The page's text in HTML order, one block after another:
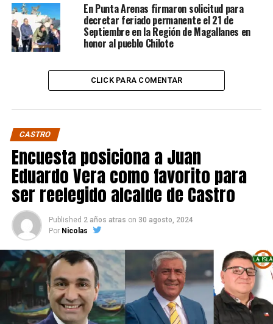
En Punta Arenas firmaron solicitud para
decretar feriado permanente el 21 de
Septiembre en la Región de Magallanes en
honor al pueblo Chilote
CLICK PARA COMENTAR
CASTRO
Encuesta posiciona a Juan
Eduardo Vera como favorito para
ser reelegido alcalde de Castro
Published 2 años atras on 30 agosto, 2024
Por Nicolas